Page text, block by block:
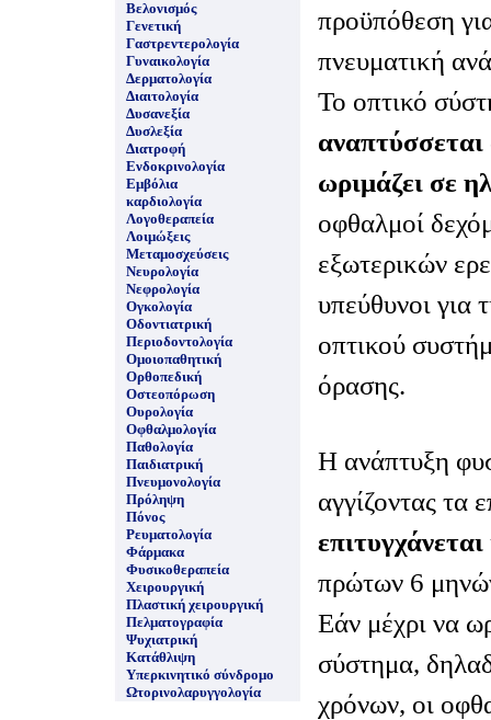
Βελονισμός
Γενετική
Γαστρεντερολογία
Γυναικολογία
Δερματολογία
Διαιτολογία
Δυσανεξία
Δυσλεξία
Διατροφή
Ενδοκρινολογία
Εμβόλια
καρδιολογία
Λογοθεραπεία
Λοιμώξεις
Μεταμοσχεύσεις
Νευρολογία
Νεφρολογία
Ογκολογία
Οδοντιατρική
Περιοδοντολογία
Ομοιοπαθητική
Ορθοπεδική
Οστεοπόρωση
Ουρολογία
Οφθαλμολογία
Παθολογία
Παιδιατρική
Πνευμονολογία
Πρόληψη
Πόνος
Ρευματολογία
Φάρμακα
Φυσικοθεραπεία
Χειρουργική
Πλαστική χειρουργική
Πελματογραφία
Ψυχιατρική
Κατάθλιψη
Υπερκινητικό σύνδρομο
Ωτορινολαρυγγολογία
προϋπόθεση
πνευματική
Το οπτικό
ωριμάζει σε
οφθαλμοί
εξωτερικών
υπεύθυνοι για
οπτικού
όρασης.
Η ανάπτυξη
αγγίζοντας τα
επιτυγχάνεται
πρώτων 6
Εάν μέχρι να
σύστημα,
χρόνων, οι